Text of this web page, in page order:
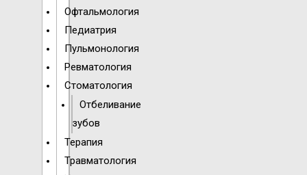
Офтальмология
Педиатрия
Пульмонология
Ревматология
Стоматология
Отбеливание
зубов
Терапия
Травматология